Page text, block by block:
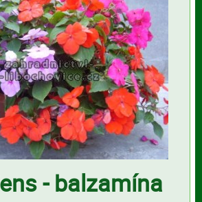
- balzamína